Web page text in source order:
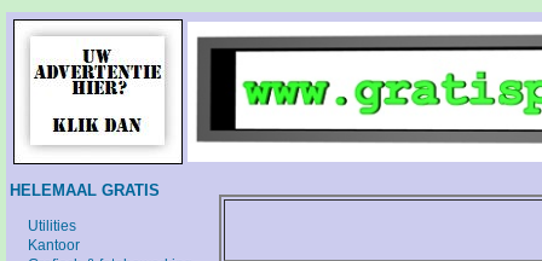
HELEMAAL GRATIS
Utilities
Kantoor